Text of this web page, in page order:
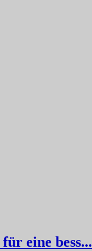
eine bess...